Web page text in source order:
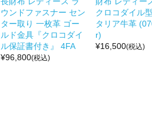
ウンドファスナー セン
ター取り 一枚革 ゴー
ルド金具『クロコダイ
ル保証書付き』 4FA
¥96,800(税込)
クロコダイル
タリア牛革
r)
¥16,500(税込)